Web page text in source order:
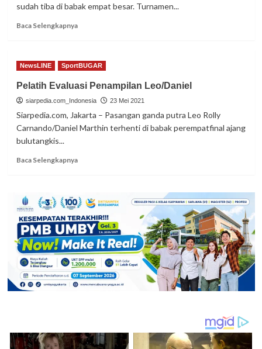
Juara
sudah tiba di babak empat besar. Turnamen...
Baca SelengkapnyaRead
Masters,
dan
Chico
ke
Laga
NewsLINE SportBUGAR
Pelatih Evaluasi Penampilan Leo/Daniel
siarpedia.com_Indonesia 23 Mei 2021
Siarpedia.com, Jakarta – Pasangan ganda putra Leo Rolly
Carnando/Daniel Marthin terhenti di babak perempatfinal ajang
bulutangkis...
Baca SelengkapnyaRead
Evaluasi
Penampilan
Leo/Daniel